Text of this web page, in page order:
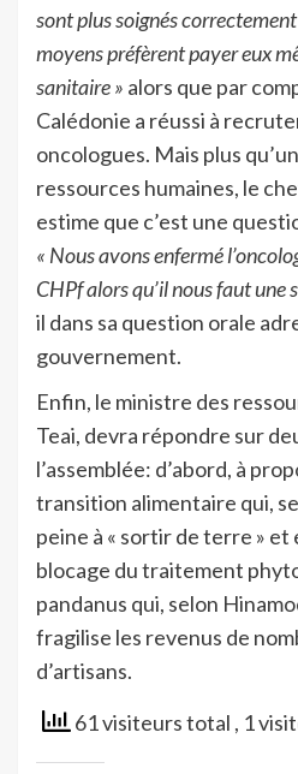
sont plus soignés
moyens préfèrent payer eux
sanitaire » alors que par
Calédonie a réussi à
oncologues. Mais plus
ressources humaines, le
estime que c’est une
« Nous avons enfermé
CHPf alors qu’il nous faut une
il dans sa question orale
gouvernement.
Enfin, le ministre des
Teai, devra répondre sur
l’assemblée: d’abord, à
transition alimentaire qui,
peine à « sortir de terre »
blocage du traitement
pandanus qui, selon
fragilise les revenus de
d’artisans.
61 visiteurs total , 1